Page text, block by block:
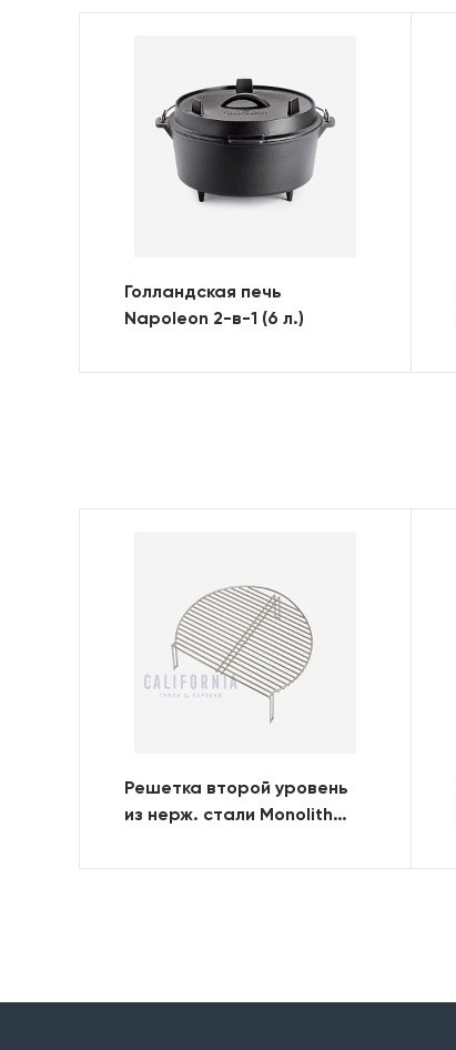
Голландская печь
Napoleon 2-в-1 (6 л.)
Решетка второй уровень
из нерж. стали Monolith